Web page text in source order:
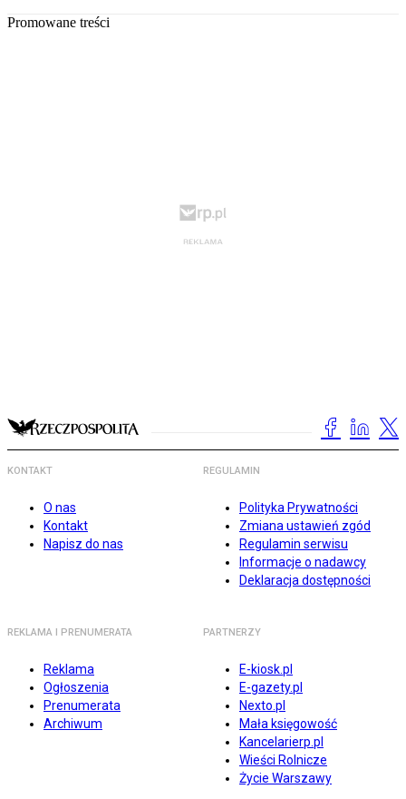
Promowane treści
KONTAKT
O nas
Kontakt
Napisz do nas
REGULAMIN
Polityka Prywatności
Zmiana ustawień zgód
Regulamin serwisu
Informacje o nadawcy
Deklaracja dostępności
REKLAMA I PRENUMERATA
Reklama
Ogłoszenia
Prenumerata
Archiwum
PARTNERZY
E-kiosk.pl
E-gazety.pl
Nexto.pl
Mała księgowość
Kancelarierp.pl
Wieści Rolnicze
Życie Warszawy